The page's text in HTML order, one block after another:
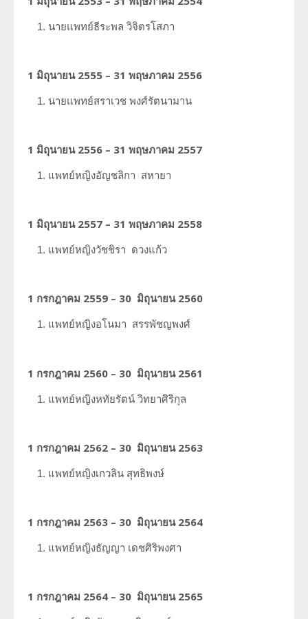
นายแพทย์ธีระพล วิจิตรโสภา
1 มิถุนายน 2555 – 31 พฤษภาคม 2556
นายแพทย์สราเวช พงศ์รัตนามาน
1 มิถุนายน 2556 – 31 พฤษภาคม 2557
แพทย์หญิงอัญชลิกา สหายา
1 มิถุนายน 2557 – 31 พฤษภาคม 2558
แพทย์หญิงวัชชิรา ดวงแก้ว
1 กรกฎาคม 2559 – 30 มิถุนายน 2560
แพทย์หญิงอโนมา สรรพัชญพงศ์
1 กรกฎาคม 2560 – 30 มิถุนายน 2561
แพทย์หญิงหทัยรัตน์ วิทยาศิริกุล
1 กรกฎาคม 2562 – 30 มิถุนายน 2563
แพทย์หญิงเกวลิน สุทธิพงษ์
1 กรกฎาคม 2563 – 30 มิถุนายน 2564
แพทย์หญิงธัญญา เดชศิริพงศา
1 กรกฎาคม 2564 – 30 มิถุนายน 2565